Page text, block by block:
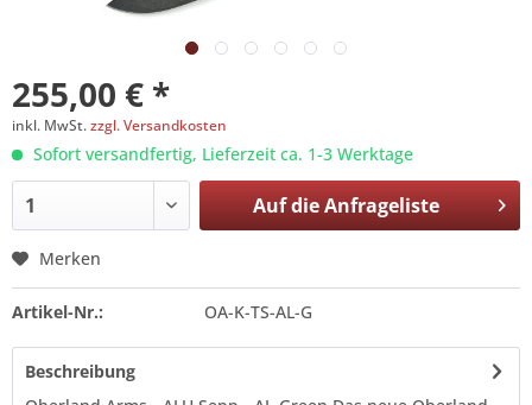
255,00 € *
inkl. MwSt.zzgl. Versandkosten
Sofort versandfertig, Lieferzeit ca. 1-3 Werktage
Auf dieAnfrageliste
Merken
Artikel-Nr.: OA-K-TS-AL-G
Beschreibung